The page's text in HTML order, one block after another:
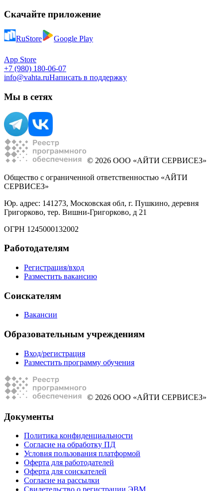
Скачайте приложение
RuStore Google Play
App Store
+7 (980) 180-06-07
info@vahta.ruНаписать в поддержку
Мы в сетях
© 2026 ООО «АЙТИ СЕРВИСЕЗ»
Общество с ограниченной ответственностью «АЙТИ
СЕРВИСЕЗ»
Юр. адрес: 141273, Московская обл, г. Пушкино, деревня
Григорково, тер. Вишни-Григорково, д 21
ОГРН 1245000132002
Работодателям
Регистрация/вход
Разместить вакансию
Соискателям
Вакансии
Образовательным учреждениям
Вход/регистрация
Разместить программу обучения
© 2026 ООО «АЙТИ СЕРВИСЕЗ»
Документы
Политика конфиденциальности
Согласие на обработку ПД
Условия пользования платформой
Оферта для работодателей
Оферта для соискателей
Согласие на рассылки